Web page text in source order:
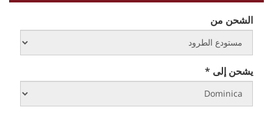
الشحن من
يشحن إلى *